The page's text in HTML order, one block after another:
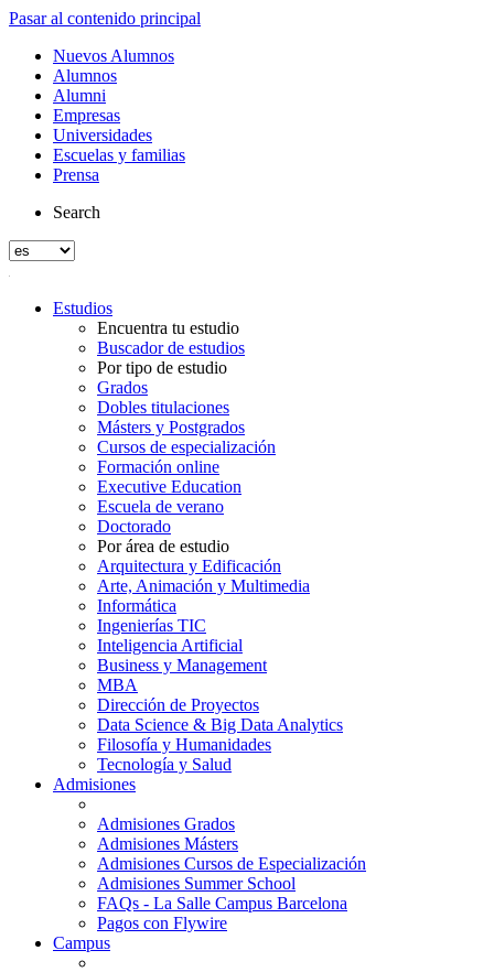
Pasar al contenido principal
Nuevos Alumnos
Alumnos
Alumni
Empresas
Universidades
Escuelas y familias
Prensa
Search
Estudios
Encuentra tu estudio
Buscador de estudios
Por tipo de estudio
Grados
Dobles titulaciones
Másters y Postgrados
Cursos de especialización
Formación online
Executive Education
Escuela de verano
Doctorado
Por área de estudio
Arquitectura y Edificación
Arte, Animación y Multimedia
Informática
Ingenierías TIC
Inteligencia Artificial
Business y Management
MBA
Dirección de Proyectos
Data Science & Big Data Analytics
Filosofía y Humanidades
Tecnología y Salud
Admisiones
Admisiones Grados
Admisiones Másters
Admisiones Cursos de Especialización
Admisiones Summer School
FAQs - La Salle Campus Barcelona
Pagos con Flywire
Campus